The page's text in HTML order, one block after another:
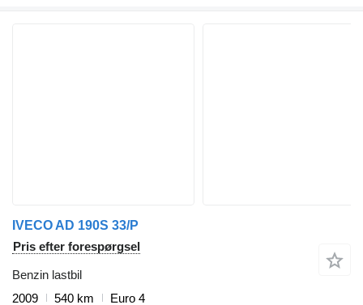
IVECO AD 190S 33/P
Pris efter forespørgsel
Benzin lastbil
2009
540 km
Euro 4